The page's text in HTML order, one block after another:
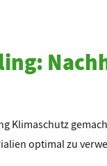
Klimaschutz
optimal zu